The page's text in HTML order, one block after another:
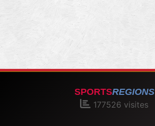
SPORTSREGIONS
177526 visites